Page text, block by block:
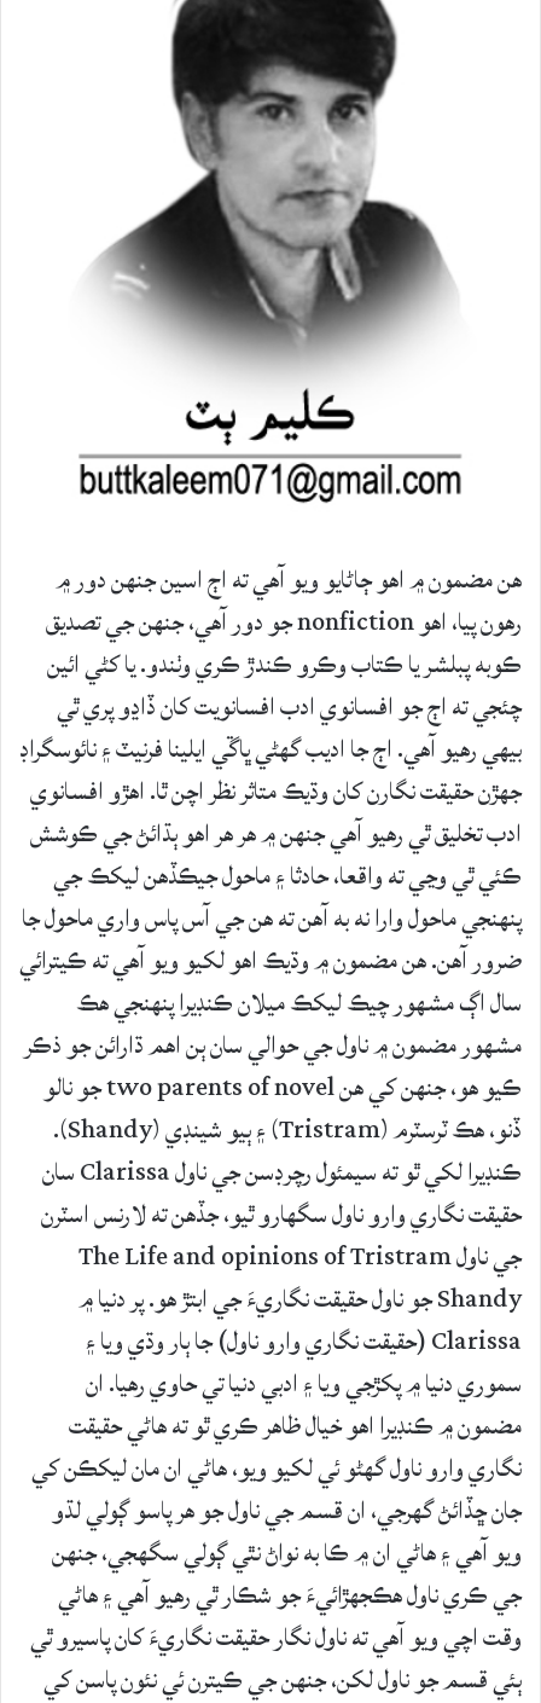
هن مضمون ۾ اهو ڄاڻايو ويو آهي ته اڄ اسين جنهن دور ۾
رهون پيا، اهو nonfiction جو دور آهي، جنهن جي تصديق
ڪوبه پبلشر يا ڪتاب وڪرو ڪندڙ ڪري وٺندو. يا کڻي ائين
چئجي ته اڄ جو افسانوي ادب افسانويت کان ڏاڍو پري ٿي
بيهي رهيو آهي. اڄ جا اديب گهڻي ڀاڱي ايلينا فرنيٽ ۽ نائوسگراڊ
جهڙن حقيقت نگارن کان وڌيڪ متاثر نظر اچن ٿا. اهڙو افسانوي
ادب تخليق ٿي رهيو آهي جنهن ۾ هر هر اهو ٻڌائڻ جي ڪوشش
ڪئي ٿي وڃي ته واقعا، حادثا ۽ ماحول جيڪڏهن ليکڪ جي
پنهنجي ماحول وارا نه به آهن ته هن جي آس پاس واري ماحول جا
ضرور آهن. هن مضمون ۾ وڌيڪ اهو لکيو ويو آهي ته ڪيترائي
سال اڳ مشهور چيڪ ليکڪ ميلان ڪنڊيرا پنهنجي هڪ
مشهور مضمون ۾ ناول جي حوالي سان ٻن اهم ڌارائن جو ذڪر
ڪيو هو، جنهن کي هن two parents of novel جو نالو
ڏنو، هڪ ٽرسٽرم (Tristram) ۽ ٻيو شينڊي (Shandy).
ڪنڊيرا لکي ٿو ته سيمئول رچرڊسن جي ناول Clarissa سان
حقيقت نگاري وارو ناول سگهارو ٿيو، جڏهن ته لارنس اسٽرن
جي ناول The Life and opinions of Tristram
Shandy جو ناول حقيقت نگاريءَ جي ابتڙ هو. پر دنيا ۾
Clarissa (حقيقت نگاري وارو ناول) جا ٻار وڌي ويا ۽
سموري دنيا ۾ پکڙجي ويا ۽ ادبي دنيا تي حاوي رهيا. ان
مضمون ۾ ڪنڊيرا اهو خيال ظاهر ڪري ٿو ته هاڻي حقيقت
نگاري وارو ناول گهڻو ئي لکيو ويو، هاڻي ان مان ليکڪن کي
جان ڇڏائڻ گهرجي، ان قسم جي ناول جو هر پاسو ڳولي لڌو
ويو آهي ۽ هاڻي ان ۾ ڪا به نواڻ نٿي ڳولي سگهجي، جنهن
جي ڪري ناول هڪجهڙائيءَ جو شڪار ٿي رهيو آهي ۽ هاڻي
وقت اچي ويو آهي ته ناول نگار حقيقت نگاريءَ کان پاسيرو ٿي
ٻئي قسم جو ناول لکن، جنهن جي ڪيترن ئي نئون پاسن کي